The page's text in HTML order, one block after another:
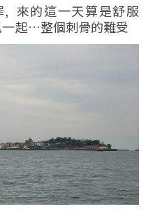
, 來的這一天算是舒服
起…整個刺骨的難受